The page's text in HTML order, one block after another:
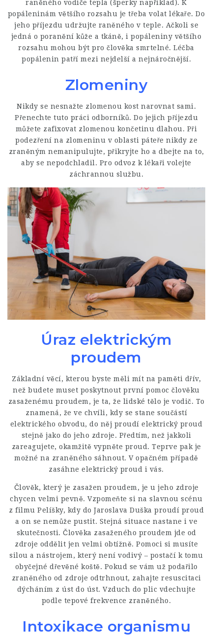
raněného vodiče tepla (šperky například). K
popáleninám většího rozsahu je třeba volat lékaře. Do
jeho příjezdu udržujte raněného v teple. Ačkoli se
jedná o poranění kůže a tkáně, i popáleniny většího
rozsahu mohou být pro člověka smrtelné. Léčba
popálenin patří mezi nejdelší a nejnáročnější.
Zlomeniny
Nikdy se nesnažte zlomenou kost narovnat sami.
Přenechte tuto práci odborníků. Do jejich příjezdu
můžete zafixovat zlomenou končetinu dlahou. Při
podezření na zlomeninu v oblasti páteře nikdy ze
zraněným nemanipulujte, přikryjte ho a dbejte na to,
aby se nepodchladil. Pro odvoz k lékaři volejte
záchrannou službu.
Úraz elektrickým
proudem
Základní věcí, kterou byste měli mít na paměti dřív,
než budete muset poskytnout první pomoc člověku
zasaženému proudem, je ta, že lidské tělo je vodič. To
znamená, že ve chvíli, kdy se stane součástí
elektrického obvodu, do něj proudí elektrický proud
stejně jako do jeho zdroje. Předtím, než jakkoli
zareagujete, okamžitě vypněte proud. Teprve pak je
možné na zraněného sáhnout. V opačném případě
zasáhne elektrický proud i vás.
Člověk, který je zasažen proudem, je u jeho zdroje
chycen velmi pevně. Vzpomeňte si na slavnou scénu
z filmu Pelíšky, kdy do Jaroslava Duška proudí proud
a on se nemůže pustit. Stejná situace nastane i ve
skutečnosti. Člověka zasaženého proudem jde od
zdroje oddělit jen velmi obtížně. Pomoci si musíte
silou a nástrojem, který není vodivý – postačí k tomu
obyčejné dřevěné koště. Pokud se vám už podařilo
zraněného od zdroje odtrhnout, zahajte resuscitaci
dýcháním z úst do úst. Vzduch do plic vdechujte
podle tepové frekvence zraněného.
Intoxikace organismu